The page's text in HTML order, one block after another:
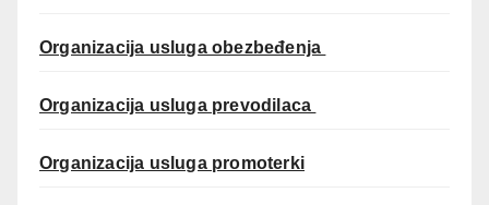
Organizacija usluga obezbeđenja
Organizacija usluga prevodilaca
Organizacija usluga promoterki